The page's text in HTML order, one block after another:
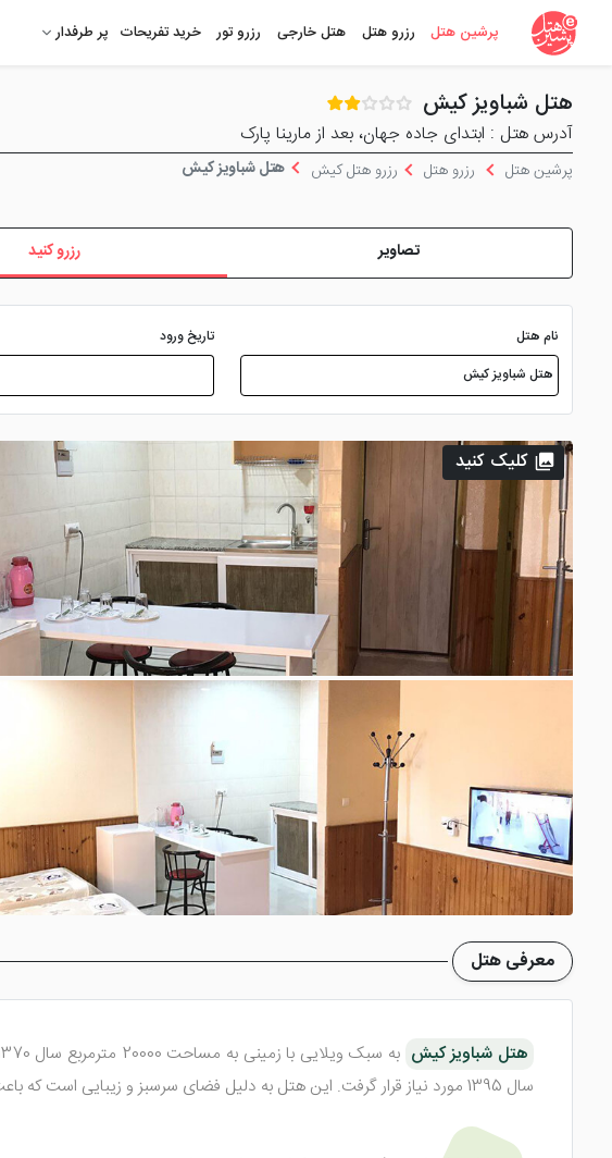
پرشین هتل رزرو هتل هتل خارجی رزرو تور خرید تفریحات پر طرفدار
هتل شباویز کیش
آدرس هتل : ابتدای جاده جهان، بعد از مارینا پارک
پرشین هتل رزرو هتل رزرو هتل کیش هتل شباویز کیش
تصاویر رزرو کنید
نام هتل تاریخ ورود
کلیک کنید
معرفی هتل
هتل شباویز کیش به سبک ویلایی با زمینی به مساحت 20000 مترمربع سال 1370 ابتدای جاده جهان بعد از پارک مارینا ساخته شده است.
سال 1395 مورد نیاز قرار گرفت.
این هتل به دلیل فضای سرسبز و زیبایی است که